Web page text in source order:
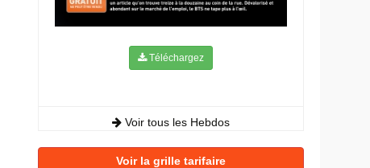
Téléchargez
Voir tous les Hebdos
Voir la grille tarifaire